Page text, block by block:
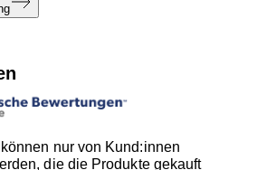
nur von Kund:innen
die die Produkte gekauft